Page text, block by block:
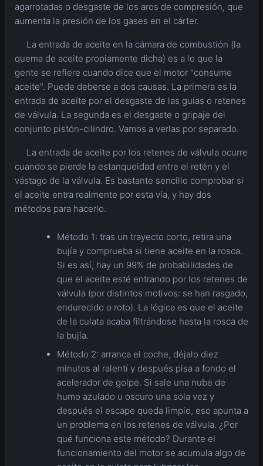
agarrotadas o desgaste de los aros de compresión, que
aumenta la presión de los gases en el cárter.
La entrada de aceite en la cámara de combustión (la
quema de aceite propiamente dicha) es a lo que la
gente se refiere cuando dice que el motor "consume
aceite". Puede deberse a dos causas. La primera es la
entrada de aceite por el desgaste de las guías o retenes
de válvula. La segunda es el desgaste o gripaje del
conjunto pistón-cilindro. Vamos a verlas por separado.
La entrada de aceite por los retenes de válvula ocurre
cuando se pierde la estanqueidad entre el retén y el
vástago de la válvula. Es bastante sencillo comprobar si
el aceite entra realmente por esta vía, y hay dos
métodos para hacerlo.
Método 1: tras un trayecto corto, retira una
bujía y comprueba si tiene aceite en la rosca.
Si es así, hay un 99% de probabilidades de
que el aceite esté entrando por los retenes de
válvula (por distintos motivos: se han rasgado,
endurecido o roto). La lógica es que el aceite
de la culata acaba filtrándose hasta la rosca de
la bujía.
Método 2: arranca el coche, déjalo diez
minutos al ralentí y después pisa a fondo el
acelerador de golpe. Si sale una nube de
humo azulado u oscuro una sola vez y
después el escape queda limpio, eso apunta a
un problema en los retenes de válvula. ¿Por
qué funciona este método? Durante el
funcionamiento del motor se acumula algo de